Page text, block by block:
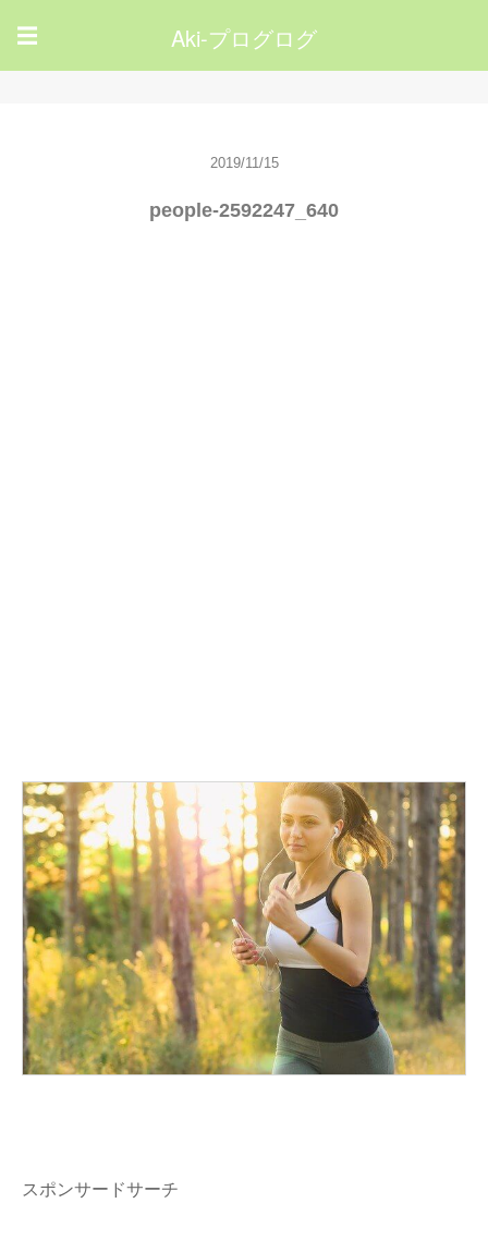
☰ Aki-プログログ
2019/11/15
people-2592247_640
スポンサードサーチ